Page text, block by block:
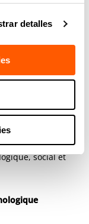
detalles
accordent à
pour
à collaborer
75 % de PME, et
de 25
abordé la fin
d’optimiser
l’impact positif
telles que
social et